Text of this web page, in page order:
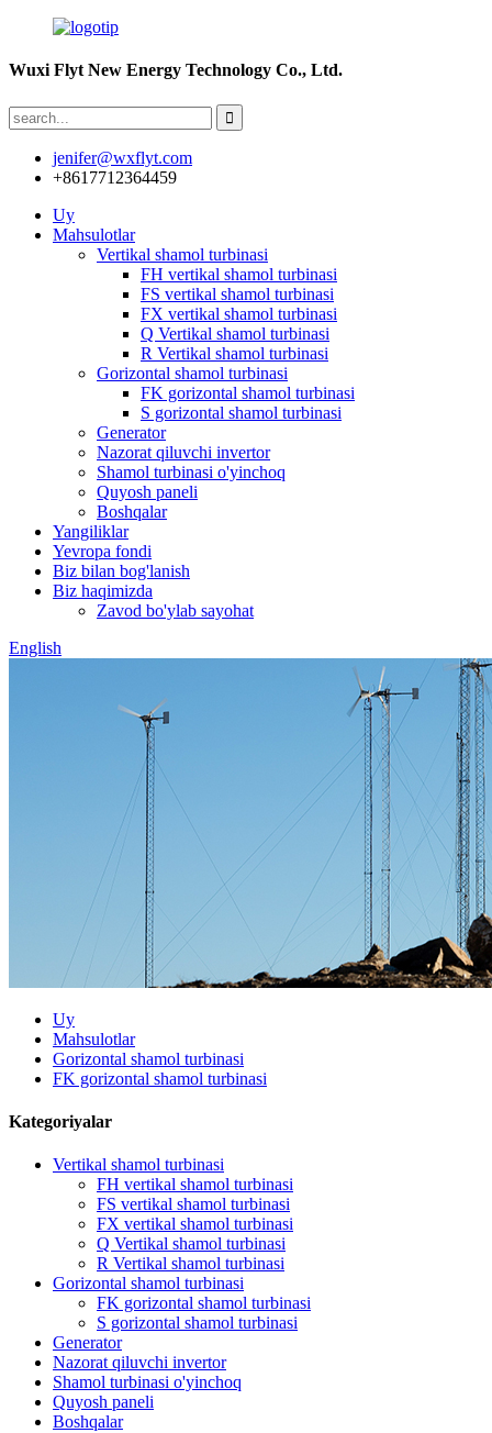
Wuxi Flyt New Energy Technology Co., Ltd.
jenifer@wxflyt.com
+8617712364459
Uy
Mahsulotlar
Vertikal shamol turbinasi
FH vertikal shamol turbinasi
FS vertikal shamol turbinasi
FX vertikal shamol turbinasi
Q Vertikal shamol turbinasi
R Vertikal shamol turbinasi
Gorizontal shamol turbinasi
FK gorizontal shamol turbinasi
S gorizontal shamol turbinasi
Generator
Nazorat qiluvchi invertor
Shamol turbinasi o'yinchoq
Quyosh paneli
Boshqalar
Yangiliklar
Yevropa fondi
Biz bilan bog'lanish
Biz haqimizda
Zavod bo'ylab sayohat
English
Uy
Mahsulotlar
Gorizontal shamol turbinasi
FK gorizontal shamol turbinasi
Kategoriyalar
Vertikal shamol turbinasi
FH vertikal shamol turbinasi
FS vertikal shamol turbinasi
FX vertikal shamol turbinasi
Q Vertikal shamol turbinasi
R Vertikal shamol turbinasi
Gorizontal shamol turbinasi
FK gorizontal shamol turbinasi
S gorizontal shamol turbinasi
Generator
Nazorat qiluvchi invertor
Shamol turbinasi o'yinchoq
Quyosh paneli
Boshqalar